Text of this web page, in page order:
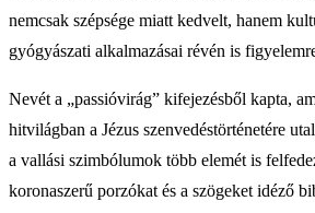
nemcsak szépsége miatt kedvelt, hanem
gyógyászati alkalmazásai révén is
Nevét a „passióvirág” kifejezésből kapta,
hitvilágban a Jézus szenvedéstörténetére
a vallási szimbólumok több elemét is
koronaszerű porzókat és a szögeket idéző